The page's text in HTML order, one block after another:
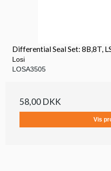
Differential Seal Set: 8B,8T,
Losi
LOSA3505
58,00 DKK
Vis